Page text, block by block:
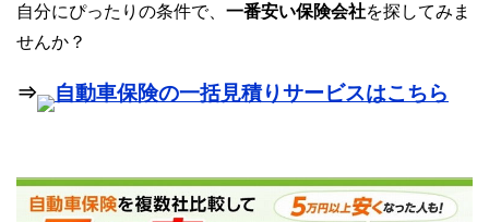
自分にぴったりの条件で、 一番安い保険会社を探してみま
せんか？
⇒ 自動車保険の一括見積りサービスはこちら